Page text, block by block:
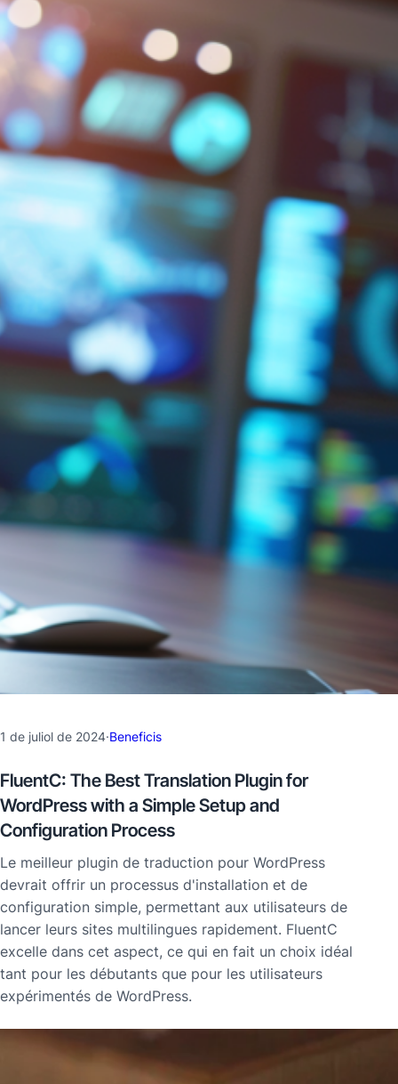
1 de juliol de 2024·Beneficis
FluentC: The Best Translation Plugin for
WordPress with a Simple Setup and
Configuration Process
Le meilleur plugin de traduction pour WordPress
devrait offrir un processus d'installation et de
configuration simple, permettant aux utilisateurs de
lancer leurs sites multilingues rapidement. FluentC
excelle dans cet aspect, ce qui en fait un choix idéal
tant pour les débutants que pour les utilisateurs
expérimentés de WordPress.